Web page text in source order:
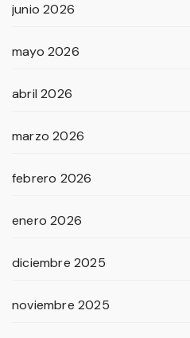
junio 2026
mayo 2026
abril 2026
marzo 2026
febrero 2026
enero 2026
diciembre 2025
noviembre 2025